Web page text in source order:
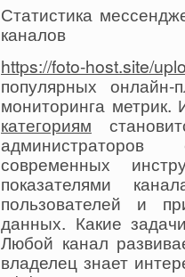
Статистика
каналов
https://foto-host.site/
популярных онлайн-
мониторинга
категориям
современных
показателями
пользователей и
данных. Какие
Любой канал
владелец знает